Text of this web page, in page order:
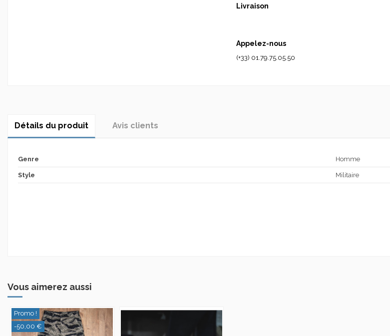
Livraison
Appelez-nous
(+33) 01.79.75.05.50
Détails du produit Avis clients
Genre Homme
Style Militaire
Vous aimerez aussi
Promo !
-50,00 €